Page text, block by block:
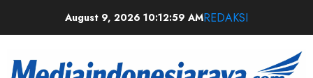
August 9, 2026 10:12:59 AMREDAKSI